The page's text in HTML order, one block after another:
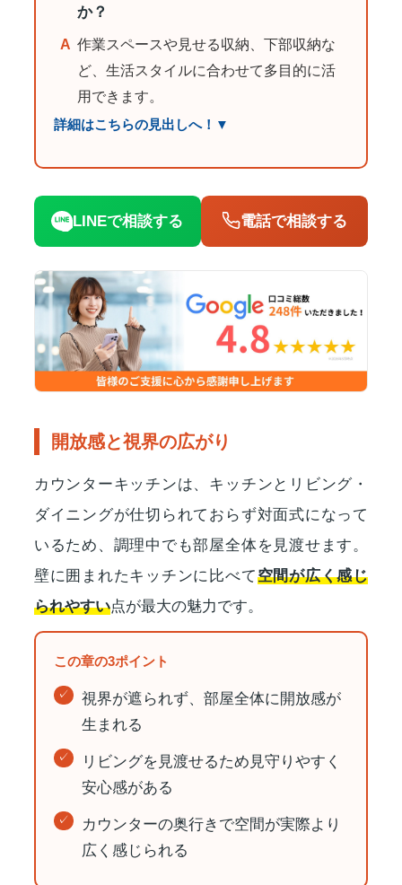
か？
A 作業スペースや見せる収納、下部収納な
ど、生活スタイルに合わせて多目的に活
用できます。
詳細はこちらの見出しへ！▼
LINEで相談する 電話で相談する
開放感と視界の広がり
カウンターキッチンは、キッチンとリビング・
ダイニングが仕切られておらず対面式になって
いるため、調理中でも部屋全体を見渡せます。
壁に囲まれたキッチンに比べて空間が広く感じ
られやすい点が最大の魅力です。
この章の3ポイント
視界が遮られず、部屋全体に開放感が
生まれる
リビングを見渡せるため見守りやすく
安心感がある
カウンターの奥行きで空間が実際より
広く感じられる